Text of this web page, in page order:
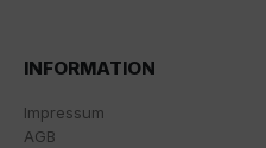
INFORMATION
Impressum
AGB
in unseren
Wir nutzen Google